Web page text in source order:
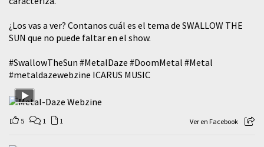
¿Los vas a ver? Contanos cuál es el tema de SWALLOW THE
SUN que no puede faltar en el show.
#SwallowTheSun #MetalDaze #DoomMetal #Metal
#metaldazewebzine ICARUS MUSIC
5 1 1 Ver en Facebook